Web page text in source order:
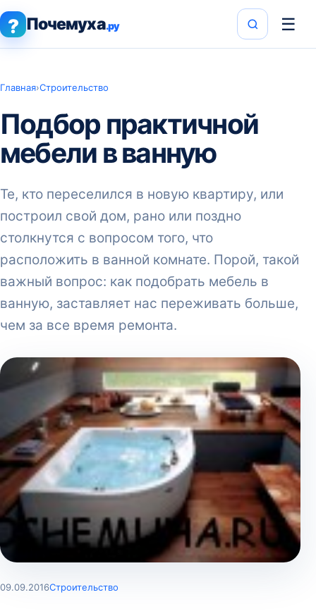
? Почемуха.ру ☰
Главная›Строительство
Подбор практичной
мебели в ванную
Те, кто переселился в новую квартиру, или
построил свой дом, рано или поздно
столкнутся с вопросом того, что
расположить в ванной комнате. Порой, такой
важный вопрос: как подобрать мебель в
ванную, заставляет нас переживать больше,
чем за все время ремонта.
09.09.2016Строительство